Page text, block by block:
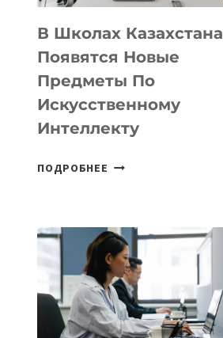
ДЛЯ
ТЕХНОЛОГИЧЕСКИХ
СТАРТАПОВ
В Школах Казахстана
Появятся Новые
Предметы По
Искусственному
Интеллекту
ПОДРОБНЕЕ
НОВЫЕ
ПРЕДМЕТЫ
ПО
ИСКУССТВЕННОМУ
ИНТЕЛЛЕКТУ